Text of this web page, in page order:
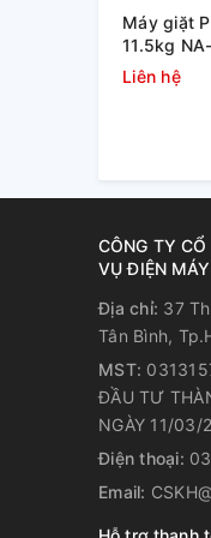
Nhờ tích
tiết kiệm
điện và
Máy giặt
11.5kg
Liên hệ
CÔNG TY
VỤ ĐIỆN
Địa chỉ: 37
Tân Bình,
MST:
ĐẦU TƯ
NGÀY 11/03/
Điện thoại:
Email: